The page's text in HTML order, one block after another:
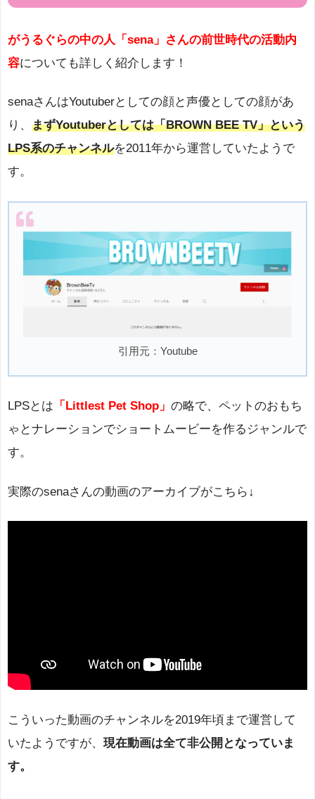
がうるぐらの中の人「sena」さんの前世時代の活動内
容についても詳しく紹介します！
senaさんはYoutuberとしての顔と声優としての顔があ
り、 まずYoutuberとしては「BROWN BEE TV」という
LPS系のチャンネルを2011年から運営していたようで
す。
引用元：Youtube
LPSとは 「Littlest Pet Shop」 の略で、ペットのおもち
ゃとナレーションでショートムービーを作るジャンルで
す。
実際のsenaさんの動画のアーカイブがこちら↓
こういった動画のチャンネルを2019年頃まで運営して
いたようですが、 現在動画は全て非公開となっていま
す。